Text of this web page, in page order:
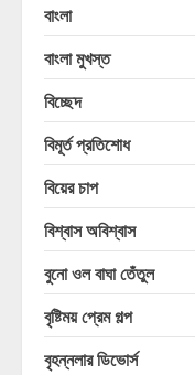
বাংলা
বাংলা মুখস্ত
বিচ্ছেদ
বিমূর্ত প্রতিশোধ
বিয়ের চাপ
বিশ্বাস অবিশ্বাস
বুনো ওল বাঘা তেঁতুল
বৃষ্টিময় প্রেম গল্প
বৃহন্নলার ডিভোর্স